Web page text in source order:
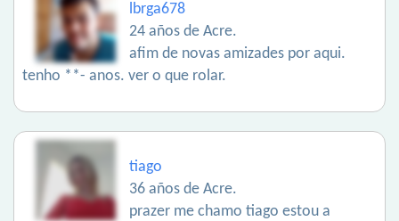
lbrga678
24 años de Acre.
afim de novas amizades por aqui.
tenho **- anos. ver o que rolar.
tiago
36 años de Acre.
prazer me chamo tiago estou a